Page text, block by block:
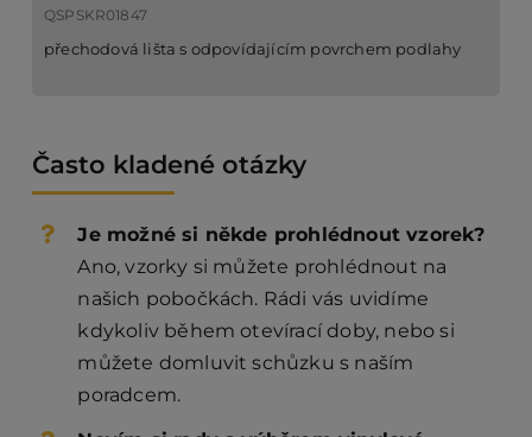
QSPSKR01847
přechodová lišta s odpovídajícím povrchem podlahy
Často kladené otázky
Je možné si někde prohlédnout vzorek?
Ano, vzorky si můžete prohlédnout na
našich pobočkách. Rádi vás uvidíme
kdykoliv během otevírací doby, nebo si
můžete domluvit schůzku s naším
poradcem.